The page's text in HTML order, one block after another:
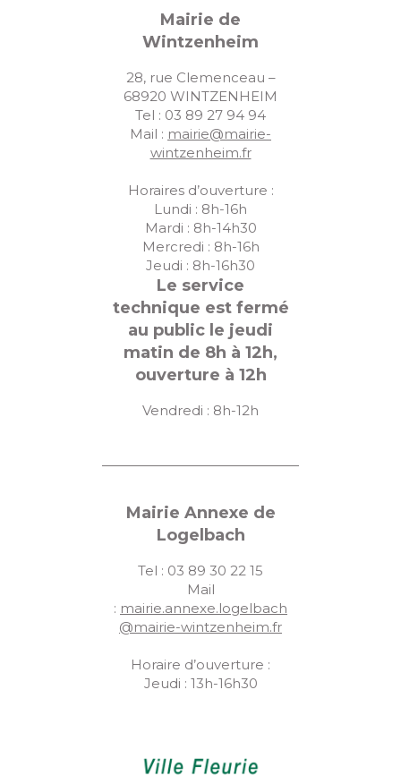
Mairie de
Wintzenheim
28, rue Clemenceau –
68920 WINTZENHEIM
Tel : 03 89 27 94 94
Mail : mairie@mairie-
wintzenheim.fr
Horaires d’ouverture :
Lundi : 8h-16h
Mardi : 8h-14h30
Mercredi : 8h-16h
Jeudi : 8h-16h30
Le service
technique est fermé
au public le jeudi
matin de 8h à 12h,
ouverture à 12h
Vendredi : 8h-12h
Mairie Annexe de
Logelbach
Tel : 03 89 30 22 15
Mail
: mairie.annexe.logelbach
@mairie-wintzenheim.fr
Horaire d’ouverture :
Jeudi : 13h-16h30